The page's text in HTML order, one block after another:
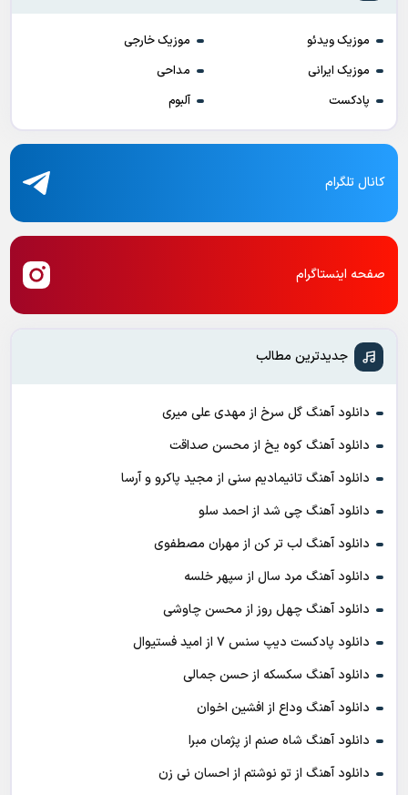
موزیک ویدئو
موزیک خارجی
موزیک ایرانی
مداحی
پادکست
آلبوم
کانال تلگرام
صفحه اینستاگرام
جدیدترین مطالب
دانلود آهنگ گل سرخ از مهدی علی میری
دانلود آهنگ کوه یخ از محسن صداقت
دانلود آهنگ تانیمادیم سنی از مجید پاکرو و آرسا
دانلود آهنگ چی شد از احمد سلو
دانلود آهنگ لب تر کن از مهران مصطفوی
دانلود آهنگ مرد سال از سپهر خلسه
دانلود آهنگ چهل روز از محسن چاوشی
دانلود پادکست ديپ سنس ۷ از اميد فستيوال
دانلود آهنگ سکسکه از حسن جمالی
دانلود آهنگ وداع از افشين اخوان
دانلود آهنگ شاه صنم از پژمان مبرا
دانلود آهنگ از تو نوشتم از احسان نی زن